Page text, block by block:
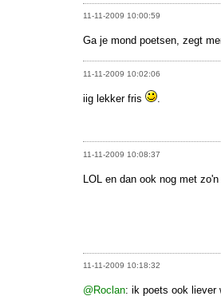
11-11-2009 10:00:59
Ga je mond poetsen, zegt
11-11-2009 10:02:06
iig lekker fris
11-11-2009 10:08:37
LOL en dan ook nog met
11-11-2009 10:18:32
@Roclan: ik poets ook liever